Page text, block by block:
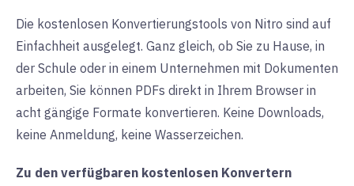
Die kostenlosen Konvertierungstools von Nitro sind auf
Einfachheit ausgelegt. Ganz gleich, ob Sie zu Hause, in
der Schule oder in einem Unternehmen mit Dokumenten
arbeiten, Sie können PDFs direkt in Ihrem Browser in
acht gängige Formate konvertieren. Keine Downloads,
keine Anmeldung, keine Wasserzeichen.
Zu den verfügbaren kostenlosen Konvertern